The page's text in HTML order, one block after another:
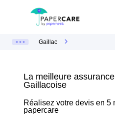
Gaillac
La meilleure
Gaillacoise
Réalisez votre devis en 5
papercare